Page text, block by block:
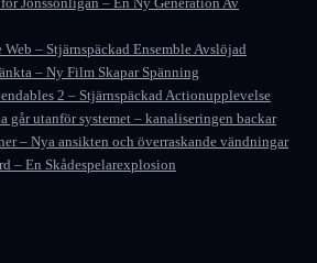
– Stjärnspäckad Ensemble Avslöjad
– Ny Film Skapar Spänning
2 – Stjärnspäckad Actionupplevelse
går utanför systemet – kanaliseringen backar
– Nya ansikten och överraskande vändningar
– En Skådespelarexplosion